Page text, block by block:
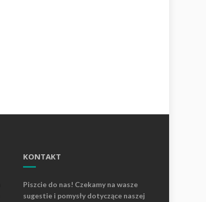
KONTAKT
Piszcie do nas! Czekamy na wasze
sugestie i pomysły dotyczące naszej